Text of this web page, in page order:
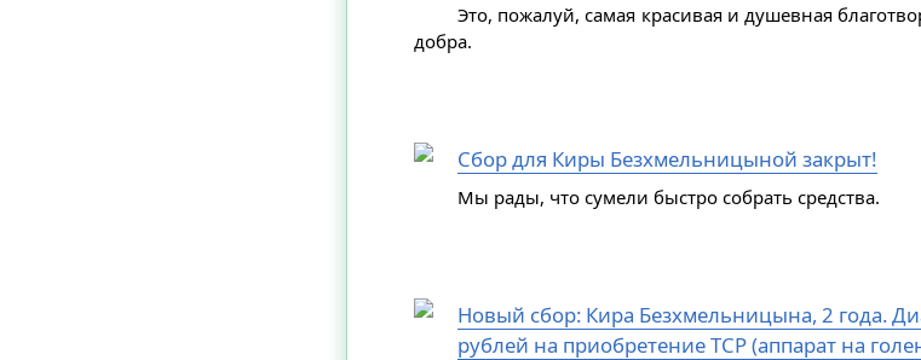
Это, пожалуй, самая красивая и душевная
добра.
Сбор для Киры Безхмельницыной закрыт!
Мы рады, что сумели быстро собрать средства.
Новый сбор: Кира Безхмельницына, 2 года.
рублей на приобретение ТСР (аппарат на